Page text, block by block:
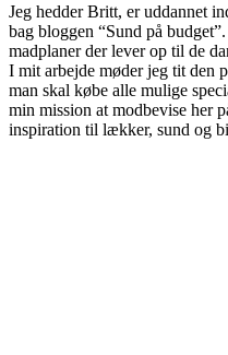
Jeg hedder Britt, er uddannet
bag bloggen “Sund på
madplaner der lever op til de
I mit arbejde møder jeg tit den
man skal købe alle mulige
min mission at modbevise her
inspiration til lækker, sund og